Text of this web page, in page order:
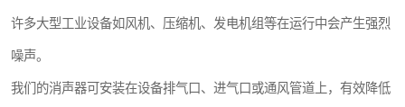
许多大型工业设备如风机、压缩机、发电机组等在运行中会产生强烈
噪声。
我们的消声器可安装在设备排气口、进气口或通风管道上，有效降低